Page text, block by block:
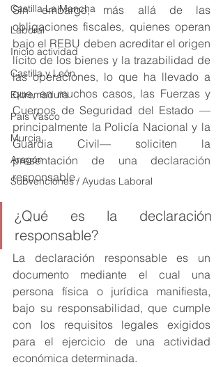
Castilla La Mancha
Laboral
Inicio actividad
Castilla y León
Extremadura
País Vasco
Murcia
Aragón
Subvenciones / Ayudas Laboral
Sin embargo, más allá de las
obligaciones fiscales, quienes operan
bajo el REBU deben acreditar el origen
lícito de los bienes y la trazabilidad de
las operaciones, lo que ha llevado a
que, en muchos casos, las Fuerzas y
Cuerpos de Seguridad del Estado —
principalmente la Policía Nacional y la
Guardia Civil— soliciten la
presentación de una declaración
responsable.
¿Qué es la declaración
responsable?
La declaración responsable es un
documento mediante el cual una
persona física o jurídica manifiesta,
bajo su responsabilidad, que cumple
con los requisitos legales exigidos
para el ejercicio de una actividad
económica determinada.